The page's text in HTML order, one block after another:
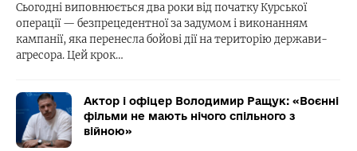
Сьогодні виповнюється два роки від початку Курської
операції — безпрецедентної за задумом і виконанням
кампанії, яка перенесла бойові дії на територію держави-
агресора. Цей крок…
Актор і офіцер Володимир Ращук: «Воєнні
фільми не мають нічого спільного з
війною»